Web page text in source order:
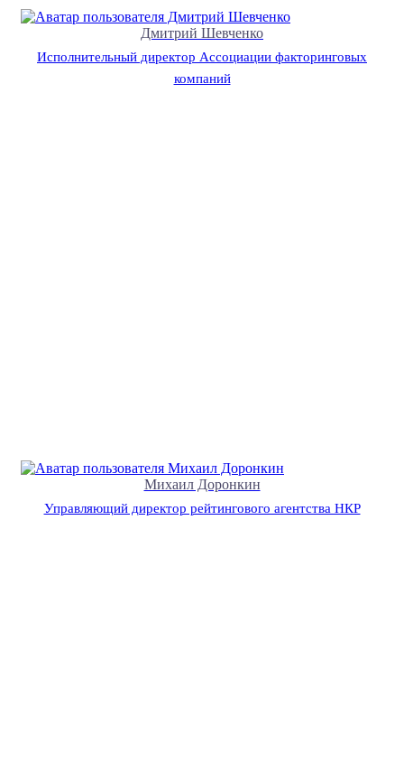
Дмитрий Шевченко
Исполнительный директор Ассоциации факторинговых
компаний
Михаил Доронкин
Управляющий директор рейтингового агентства НКР